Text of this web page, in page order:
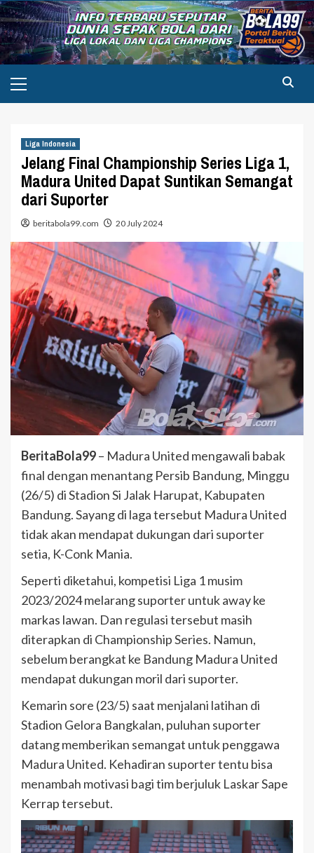
Skip
to
content
Menu
Liga Indonesia
Jelang Final Championship Series Liga 1,
Madura United Dapat Suntikan Semangat
dari Suporter
beritabola99.com 20 July 2024
BeritaBola99– Madura United mengawali babak
final dengan menantang Persib Bandung, Minggu
(26/5) di Stadion Si Jalak Harupat, Kabupaten
Bandung. Sayang di laga tersebut Madura United
tidak akan mendapat dukungan dari suporter
setia, K-Conk Mania.
Seperti diketahui, kompetisi Liga 1 musim
2023/2024 melarang suporter untuk away ke
markas lawan. Dan regulasi tersebut masih
diterapkan di Championship Series. Namun,
sebelum berangkat ke Bandung Madura United
mendapat dukungan moril dari suporter.
Kemarin sore (23/5) saat menjalani latihan di
Stadion Gelora Bangkalan, puluhan suporter
datang memberikan semangat untuk penggawa
Madura United. Kehadiran suporter tentu bisa
menambah motivasi bagi tim berjuluk Laskar Sape
Kerrap tersebut.